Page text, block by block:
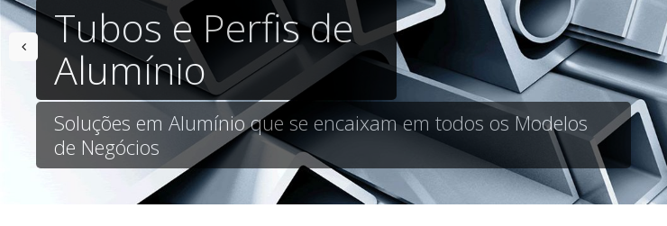
Tubos e Perfis de
Alumínio
Soluções em Alumínio que se encaixam em todos os Modelos
de Negócios